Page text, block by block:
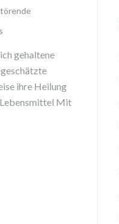
gehaltene
ihre Heilung
Lebensmittel Mit